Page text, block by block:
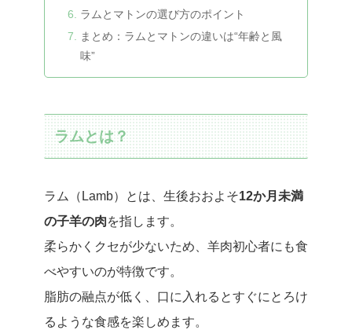
ラムとマトンの選び方のポイント
まとめ：ラムとマトンの違いは“年齢と風
味”
ラムとは？
ラム（Lamb）とは、生後おおよそ12か月未満
の子羊の肉を指します。
柔らかくクセが少ないため、羊肉初心者にも食
べやすいのが特徴です。
脂肪の融点が低く、口に入れるとすぐにとろけ
るような食感を楽しめます。